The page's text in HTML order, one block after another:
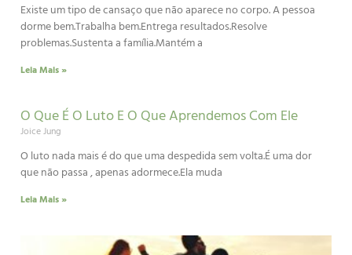
Existe um tipo de cansaço que não aparece no corpo. A pessoa
dorme bem.Trabalha bem.Entrega resultados.Resolve
problemas.Sustenta a família.Mantém a
Leia Mais »
O Que É O Luto E O Que Aprendemos Com Ele
Joice Jung
O luto nada mais é do que uma despedida sem volta.É uma dor
que não passa , apenas adormece.Ela muda
Leia Mais »